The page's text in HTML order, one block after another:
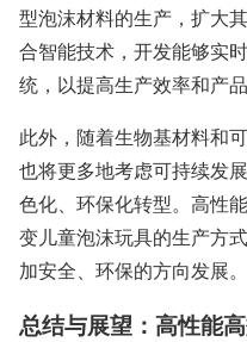
型泡沫材料的生产，扩大
合智能技术，开发能够实
统，以提高生产效率和产品
此外，随着生物基材料和
也将更多地考虑可持续发
色化、环保化转型。高性
变儿童泡沫玩具的生产方
加安全、环保的方向发展。
总结与展望：高性能